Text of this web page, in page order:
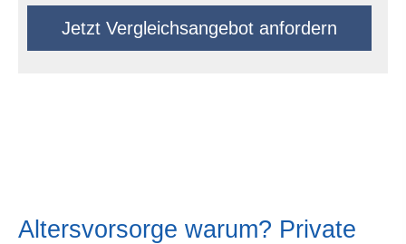
Jetzt Vergleichsangebot anfordern
Alters­vorsorge warum? Private